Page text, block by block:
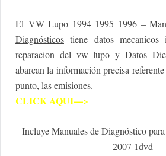
El VW Lupo 1994 1995 1996 –
Diagnósticos tiene datos mecanicos
reparacion del vw lupo y Datos
abarcan la información precisa
punto, las emisiones.
CLICK AQUI—>
Incluye Manuales de Diagnóstico
2007 1dvd